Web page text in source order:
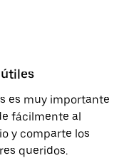
es muy importante
fácilmente al
y comparte los
queridos.